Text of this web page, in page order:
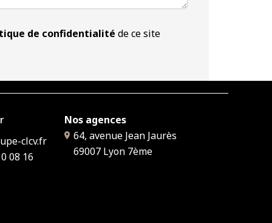
de confidentialité de ce site
clcv.fr
08 16
Nos agences
64, avenue Jean Jaurès
69007 Lyon 7ème